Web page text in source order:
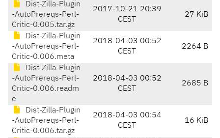
Dist-Zilla-Plugin
-AutoPrereqs-Perl-
Critic-0.005.tar.gz
2017-10-21 20:39
CEST
27 KiB
Dist-Zilla-Plugin
-AutoPrereqs-Perl-
Critic-0.006.meta
2018-04-03 00:52
CEST
2264 B
Dist-Zilla-Plugin
-AutoPrereqs-Perl-
Critic-0.006.readm
e
2018-04-03 00:52
CEST
2685 B
Dist-Zilla-Plugin
-AutoPrereqs-Perl-
Critic-0.006.tar.gz
2018-04-03 00:54
CEST
16 KiB